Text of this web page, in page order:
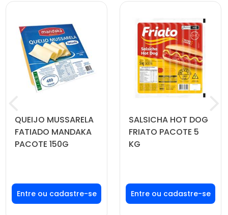
QUEIJO MUSSARELA
FATIADO MANDAKA
PACOTE 150G
Faça seu login ou
cadastre-se para
ver preços e
SALSICHA HOT DOG
FRIATO PACOTE 5
KG
Faça seu login ou
cadastre-se para
ver preços e